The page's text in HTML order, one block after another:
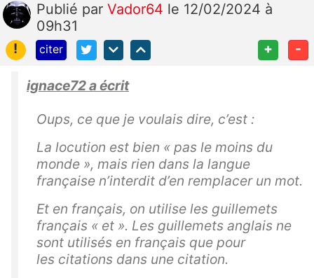
Publié par Vador64 le 12/02/2024 à
09h31
!
citer + -
ignace72 a écrit
Oups, ce que je voulais dire, c’est :
La locution est bien « pas le moins du
monde », mais rien dans la langue
française n’interdit d’en remplacer un mot.
Et en français, on utilise les guillemets
français « et ». Les guillemets anglais ne
sont utilisés en français que pour
les citations dans une citation.